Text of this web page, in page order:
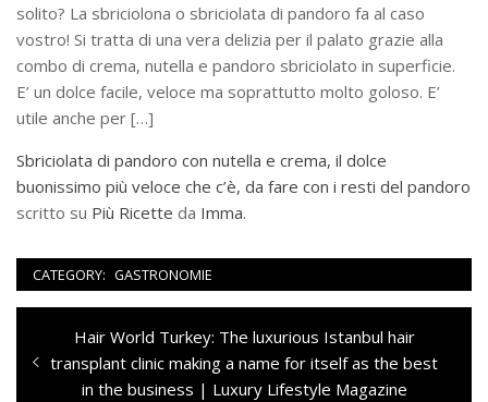
solito? La sbriciolona o sbriciolata di pandoro fa al caso
vostro! Si tratta di una vera delizia per il palato grazie alla
combo di crema, nutella e pandoro sbriciolato in superficie.
E’ un dolce facile, veloce ma soprattutto molto goloso. E’
utile anche per […]
Sbriciolata di pandoro con nutella e crema, il dolce
buonissimo più veloce che c’è, da fare con i resti del pandoro
scritto su Più Ricette da Imma.
CATEGORY: GASTRONOMIE
Navigazione
articoli
Previous
post:
Hair World Turkey: The luxurious Istanbul hair
transplant clinic making a name for itself as the best
in the business | Luxury Lifestyle Magazine